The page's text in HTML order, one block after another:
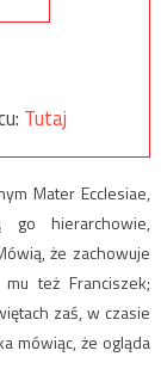
Tutaj
Mater Ecclesiae,
go hierarchowie,
że zachowuje
też Franciszek;
zaś, w czasie
mówiąc, że ogląda